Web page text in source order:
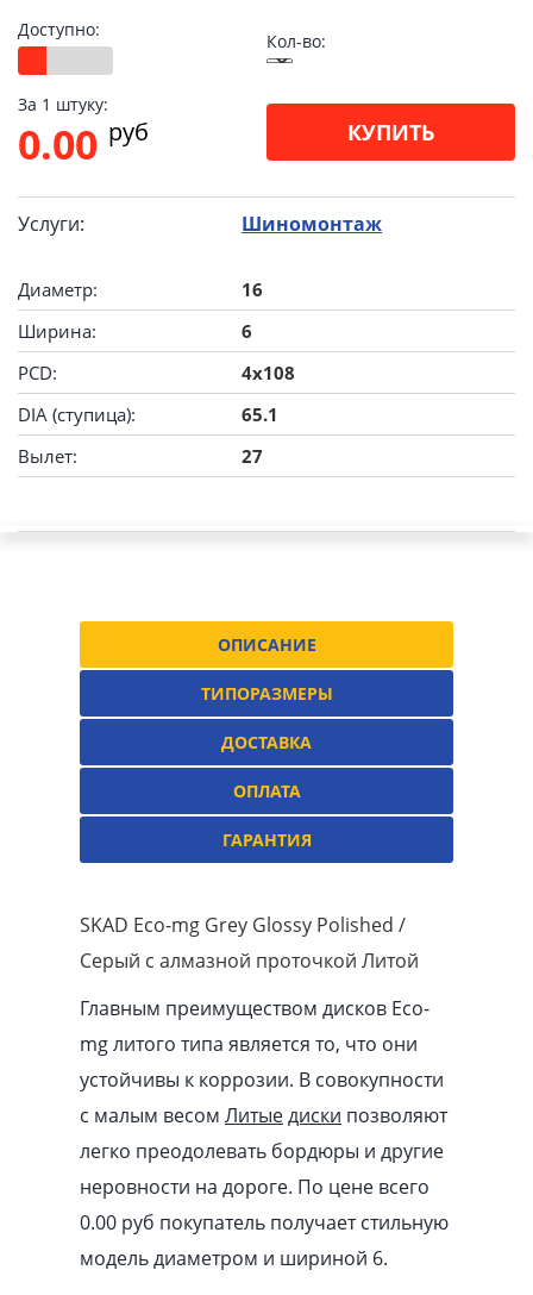
Доступно:
Кол-во:
За 1 штуку:
0.00 pуб КУПИТЬ
Услуги: Шиномонтаж
Диаметр:
16
Ширина:
6
PCD:
4x108
DIA (ступица):
65.1
Вылет:
27
ОПИСАНИЕ
ТИПОРАЗМЕРЫ
ДОСТАВКА
ОПЛАТА
ГАРАНТИЯ
SKAD Eco-mg Grey Glossy Polished /
Серый с алмазной проточкой Литой
Главным преимуществом дисков Eco-
mg литого типа является то, что они
устойчивы к коррозии. В совокупности
с малым весом Литыедиски позволяют
легко преодолевать бордюры и другие
неровности на дороге. По цене всего
0.00 pуб покупатель получает стильную
модель диаметром и шириной 6.